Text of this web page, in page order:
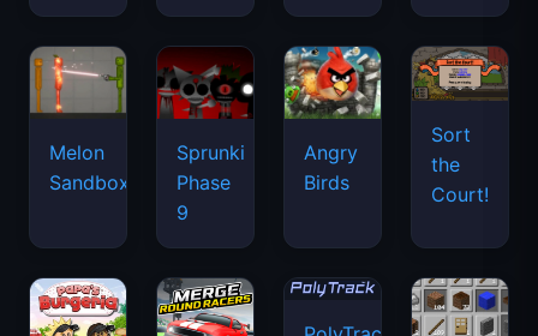
Melon
Sandbox
Sprunki
Phase
9
Angry
Birds
Sort
the
Court!